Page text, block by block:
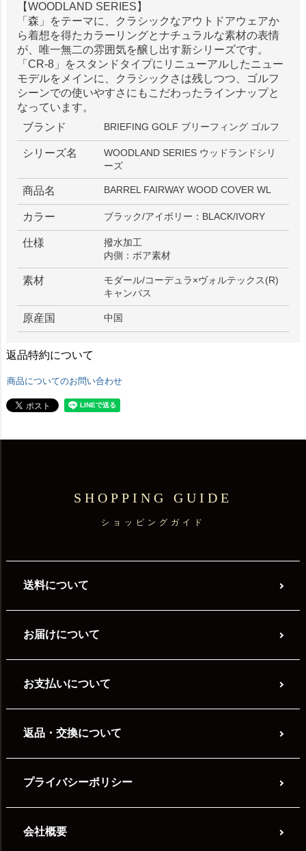
【WOODLAND SERIES】
「森」をテーマに、クラシックなアウトドアウェアか
ら着想を得たカラーリングとナチュラルな素材の表情
が、唯一無二の雰囲気を醸し出す新シリーズです。
「CR-8」をスタンドタイプにリニューアルしたニュー
モデルをメインに、クラシックさは残しつつ、ゴルフ
シーンでの使いやすさにもこだわったラインナップと
なっています。
ブランド
BRIEFING GOLF ブリーフィング ゴルフ
シリーズ名
WOODLAND SERIES ウッドランドシリ
ーズ
商品名 BARREL FAIRWAY WOOD COVER WL
カラー ブラック/アイボリー：BLACK/IVORY
仕様
撥水加工
内側：ボア素材
素材
モダール/コーデュラ×ヴォルテックス(R)
キャンバス
原産国 中国
返品特約について
商品についてのお問い合わせ
SHOPPING GUIDE
ショッピングガイド
送料について
お届けについて
お支払いについて
返品・交換について
プライバシーポリシー
会社概要